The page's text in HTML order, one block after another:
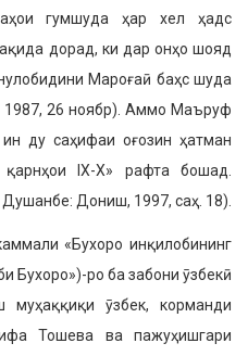
гумшуда ҳар хел ҳадс
дорад, ки дар онҳо шояд
Мароғаӣ баҳс шуда
1987, 26 ноябр). Аммо Маъруф
ду саҳифаи оғозин ҳатман
IX-X» рафта бошад.
Дониш, 1997, саҳ. 18).
«Бухоро инқилобининг
Бухоро»)-ро ба забони ӯзбекӣ
ӯзбек, корманди
Тошева ва пажуҳишгари